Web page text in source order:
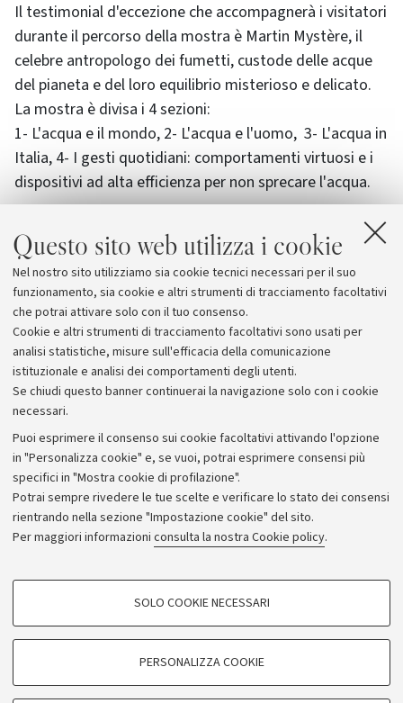
Questo sito web utilizza i cookie
Nel nostro sito utilizziamo sia cookie tecnici necessari per il suo
funzionamento, sia cookie e altri strumenti di tracciamento facoltativi
che potrai attivare solo con il tuo consenso.
Cookie e altri strumenti di tracciamento facoltativi sono usati per
analisi statistiche, misure sull'efficacia della comunicazione
istituzionale e analisi dei comportamenti degli utenti.
Se chiudi questo banner continuerai la navigazione solo con i cookie
necessari.
Puoi esprimere il consenso sui cookie facoltativi attivando l'opzione
in "Personalizza cookie" e, se vuoi, potrai esprimere consensi più
specifici in "Mostra cookie di profilazione".
Potrai sempre rivedere le tue scelte e verificare lo stato dei consensi
rientrando nella sezione "Impostazione cookie" del sito.
Per maggiori informazioni consulta la nostra Cookie policy.
COOKIE DI PROFILAZIONE - FACOLTATIVI
SOLO COOKIE NECESSARI
PERSONALIZZA COOKIE
Il testimonial d'eccezione che accompagnerà i visitatori
durante il percorso della mostra è Martin Mystère, il
celebre antropologo dei fumetti, custode delle acque
del pianeta e del loro equilibrio misterioso e delicato.
La mostra è divisa i 4 sezioni:
1- L'acqua e il mondo, 2- L'acqua e l'uomo, 3- L'acqua in
Italia, 4- I gesti quotidiani: comportamenti virtuosi e i
dispositivi ad alta efficienza per non sprecare l'acqua.
(Lunedì-venerdì dalle ore 9 alle 18, domenica dalle 10
alle 18
Ingresso gratuito)
info 051 260921
penelope@centroantartide.it
Archivio
Comunicati stampa
Redazione
Rassegna stampa
© Copyright 2026 - ALMA MATER STUDIORUM - Università di
Bologna - Via Zamboni, 33 - 40126 Bologna - PI: 01131710376 -